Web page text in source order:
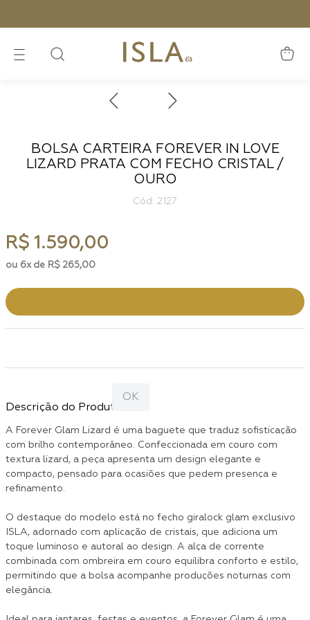
BOLSA CARTEIRA FOREVER IN LOVE
LIZARD PRATA COM FECHO CRISTAL /
OURO
: 2127
R$ 1.590,00
6 R$ 265,00
Descrição do Produto
A Forever Glam Lizard é uma baguete que traduz sofisticação
com brilho contemporâneo. Confeccionada em couro com
textura lizard, a peça apresenta um design elegante e
compacto, pensado para ocasiões que pedem presença e
refinamento.
O destaque do modelo está no fecho giralock glam exclusivo
ISLA, adornado com aplicação de cristais, que adiciona um
toque luminoso e autoral ao design. A alça de corrente
combinada com ombreira em couro equilibra conforto e estilo,
permitindo que a bolsa acompanhe produções noturnas com
elegância.